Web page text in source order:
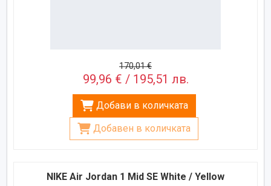
170,01 €
99,96 € / 195,51 лв.
Добави в количката
Добавен в количката
NIKE Air Jordan 1 Mid SE White / Yellow